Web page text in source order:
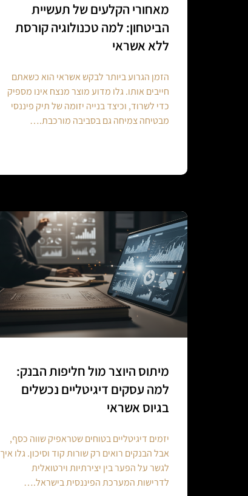
מאחורי הקלעים של תעשיית
הביטחון: למה טכנולוגיה קורסת
ללא אשראי
הזמן הגרוע ביותר לבקש אשראי הוא כשאתם
חייבים אותו. גלו מדוע מוצר מנצח אינו מספיק
כדי לשרוד, וכיצד בנייה יזומה של תיק פיננסי
מבטיחה צמיחה גם בסביבה מורכבת.…
מיתוס היוצר מול חליפות הבנק:
למה עסקים דיגיטליים נכשלים
בגיוס אשראי
יזמים דיגיטליים בטוחים שטראפיק שווה כסף,
אבל הבנקים רואים רק שורות קוד וסיכון. גלו איך
לגשר על הפער בין יצירתיות וירטואלית
לדרישות המערכת הפיננסית בישראל.…